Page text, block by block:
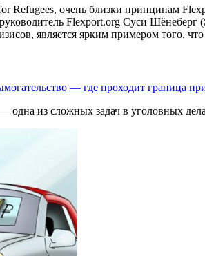
очень близки принципам
Flexport.org Суси
является ярким примером того,
— где проходит граница при
одна из сложных задач в уголовных